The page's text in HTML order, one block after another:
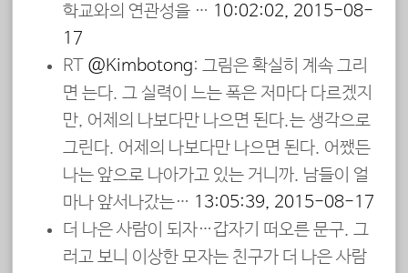
학교와의 연관성을 … 10:02:02, 2015-08-
17
RT @Kimbotong: 그림은 확실히 계속 그리
면 는다. 그 실력이 느는 폭은 저마다 다르겠지
만, 어제의 나보다만 나으면 된다.는 생각으로
그린다. 어제의 나보다만 나으면 된다. 어쨌든
나는 앞으로 나아가고 있는 거니까. 남들이 얼
마나 앞서나갔는… 13:05:39, 2015-08-17
더 나은 사람이 되자…갑자기 떠오른 문구. 그
러고 보니 이상한 모자는 친구가 더 나은 사람